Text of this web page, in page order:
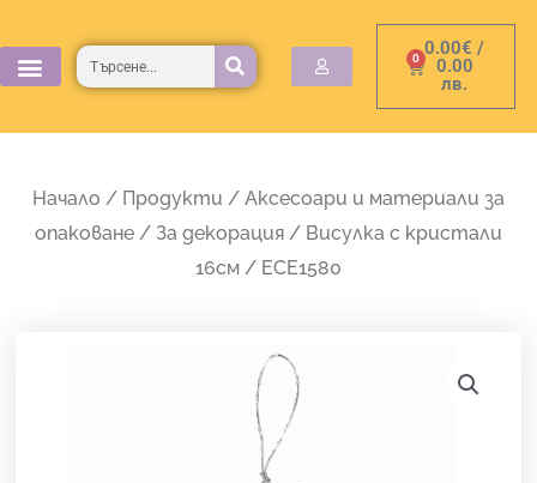
to
content
0.00€ /
0.00
лв.
0
Cart
Търсене
Начало / Продукти / Аксесоари и материали за
опаковане / За декорация / Висулка с кристали
16см / ECE1580